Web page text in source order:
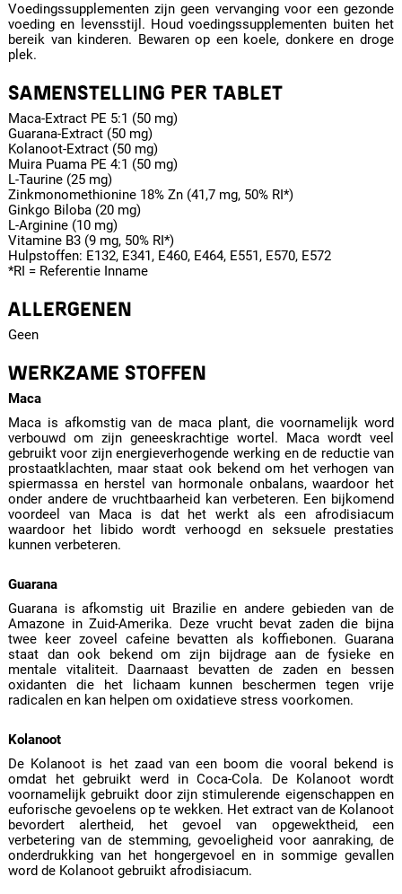
Voedingssupplementen zijn geen vervanging voor een gezonde
voeding en levensstijl. Houd voedingssupplementen buiten het
bereik van kinderen. Bewaren op een koele, donkere en droge
plek.
SAMENSTELLING PER TABLET
Maca-Extract PE 5:1 (50 mg)
Guarana-Extract (50 mg)
Kolanoot-Extract (50 mg)
Muira Puama PE 4:1 (50 mg)
L-Taurine (25 mg)
Zinkmonomethionine 18% Zn (41,7 mg, 50% RI*)
Ginkgo Biloba (20 mg)
L-Arginine (10 mg)
Vitamine B3 (9 mg, 50% RI*)
Hulpstoffen: E132, E341, E460, E464, E551, E570, E572
*RI = Referentie Inname
ALLERGENEN
Geen
WERKZAME STOFFEN
Maca
Maca is afkomstig van de maca plant, die voornamelijk word
verbouwd om zijn geneeskrachtige wortel. Maca wordt veel
gebruikt voor zijn energieverhogende werking en de reductie van
prostaatklachten, maar staat ook bekend om het verhogen van
spiermassa en herstel van hormonale onbalans, waardoor het
onder andere de vruchtbaarheid kan verbeteren. Een bijkomend
voordeel van Maca is dat het werkt als een afrodisiacum
waardoor het libido wordt verhoogd en seksuele prestaties
kunnen verbeteren.
Guarana
Guarana is afkomstig uit Brazilie en andere gebieden van de
Amazone in Zuid-Amerika. Deze vrucht bevat zaden die bijna
twee keer zoveel cafeine bevatten als koffiebonen. Guarana
staat dan ook bekend om zijn bijdrage aan de fysieke en
mentale vitaliteit. Daarnaast bevatten de zaden en bessen
oxidanten die het lichaam kunnen beschermen tegen vrije
radicalen en kan helpen om oxidatieve stress voorkomen.
Kolanoot
De Kolanoot is het zaad van een boom die vooral bekend is
omdat het gebruikt werd in Coca-Cola. De Kolanoot wordt
voornamelijk gebruikt door zijn stimulerende eigenschappen en
euforische gevoelens op te wekken. Het extract van de Kolanoot
bevordert alertheid, het gevoel van opgewektheid, een
verbetering van de stemming, gevoeligheid voor aanraking, de
onderdrukking van het hongergevoel en in sommige gevallen
word de Kolanoot gebruikt afrodisiacum.